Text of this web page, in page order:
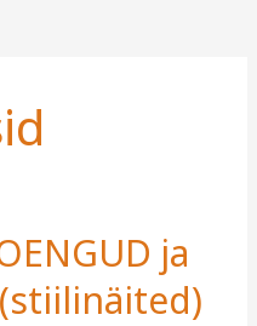
ja
(stiilinäited)